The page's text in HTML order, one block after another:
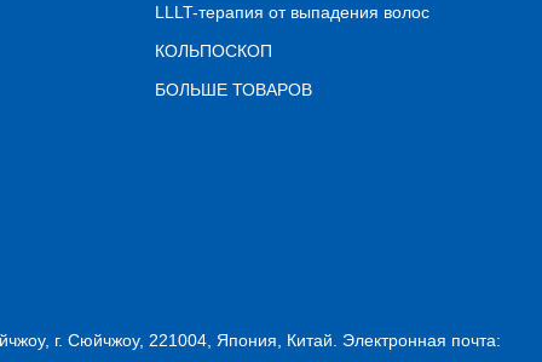
LLLT-терапия от выпадения волос
КОЛЬПОСКОП
БОЛЬШЕ ТОВАРОВ
г. Сюйчжоу, 221004, Япония, Китай. Электронная почта: